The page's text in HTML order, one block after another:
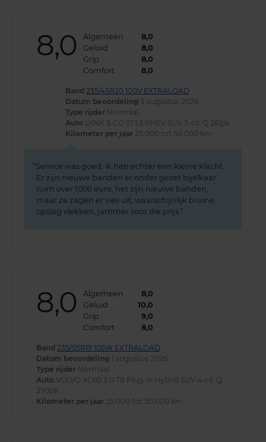
8,0 Algemeen
8,0
Geluid
8,0
Grip
8,0
Comfort
8,0
Band 235/45R20 100V EXTRALOAD
Datum beoordeling 3 augustus 2026
Type rijder Normaal
Auto
LYNK & CO 01 1.5 PHEV SUV 3-cil. Q 261pk
Kilometer per jaar 25.000 tot 50.000 km
Service was goed, ik heb echter een kleine klacht.
Er zijn nieuwe banden er onder gezet bijelkaar
ruim over 1000 euro, het zijn nieuwe banden,
maar ze zagen er vies uit, waarschijnlijk bruine
opslag vlekken, jammer voor die prijs.
8,0 Algemeen
8,0
Geluid
10,0
Grip
9,0
Comfort
8,0
Band 235/55R19 105W EXTRALOAD
Datum beoordeling 1 augustus 2026
Type rijder Normaal
Auto VOLVO XC60 2.0 T8 Plug-in Hybrid SUV 4-cil. Q
390pk
Kilometer per jaar 25.000 tot 50.000 km